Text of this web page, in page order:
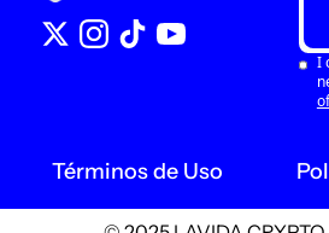
I
Términos de Uso